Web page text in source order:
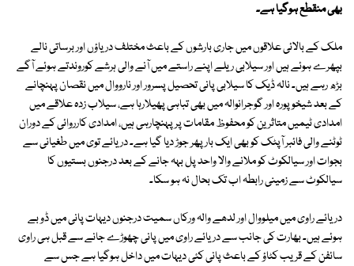
بھی منقطع ہوگیا ہے۔
ملک کے بالائی علاقوں میں جاری بارشوں کے باعث مختلف دریاؤں اور برساتی نالے
بپھرے ہوئے ہیں اور سیلابی ریلے اپنے راستے میں آنے والی ہرشے کوروندتے ہوئے آگے
بڑھ رہے ہیں۔ نالہ ڈیک کا سیلابی پانی تحصیل پسرور اور نارووال میں نقصان پہنچانے
کے بعد شیخوپورہ اور گوجرانوالہ میں بھی تباہی پھیلارہا ہے، سیلاب زدہ علاقے میں
امدادی ٹیمیں متاثرین کو محفوظ مقامات پر پہنچارہی ہیں، امدادی کارروائی کے دوران
ٹوٹنے والی فائبر آپٹک کو بھی ایک بار پھر جوڑ دیا گیا ہے۔ دریائے توی میں طغیانی سے
بجوات اور سیالکوٹ کو ملانے والا واحد پل بہہ جانے کے بعد درجنوں بستیوں کا
سیالکوٹ سے زمینی رابطہ اب تک بحال نہ ہو سکا۔
دریائے راوی میں میلووال اور لدھے والہ ورکاں سمیت درجنوں دیہات پانی میں ڈو بے
ہوئے ہیں۔ بھارت کی جانب سے دریائے راوی میں پانی چھوڑے جانے سے قبل ہی راوی
سائفن کے قریب کٹاؤ کے باعث پانی کئی دیہات میں داخل ہوگیا ہے جس سے